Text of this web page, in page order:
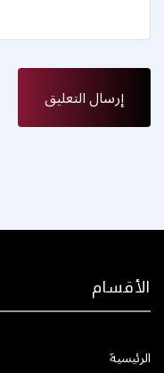
الأقسام
الرئيسية